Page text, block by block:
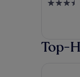
3.5
Top-